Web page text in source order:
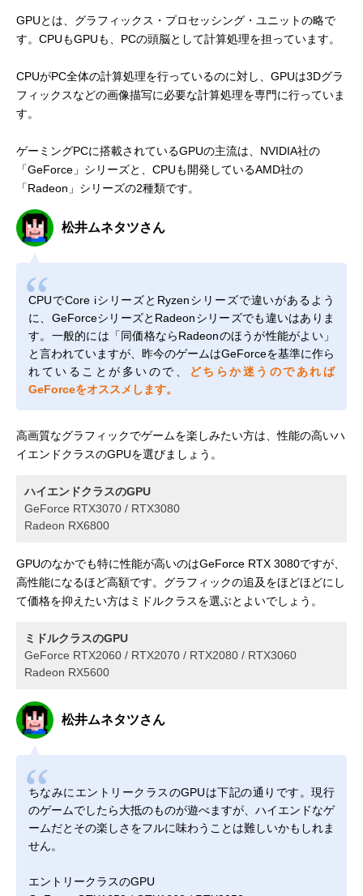
GPUとは、グラフィックス・プロセッシング・ユニットの略で
す。CPUもGPUも、PCの頭脳として計算処理を担っています。
CPUがPC全体の計算処理を行っているのに対し、GPUは3Dグラ
フィックスなどの画像描写に必要な計算処理を専門に行っていま
す。
ゲーミングPCに搭載されているGPUの主流は、NVIDIA社の
「GeForce」シリーズと、CPUも開発しているAMD社の
「Radeon」シリーズの2種類です。
松井ムネタツさん
CPUでCore iシリーズとRyzenシリーズで違いがあるよう
に、GeForceシリーズとRadeonシリーズでも違いはありま
す。一般的には「同価格ならRadeonのほうが性能がよい」
と言われていますが、昨今のゲームはGeForceを基準に作ら
れていることが多いので、
どちらか迷うのであれば
GeForceをオススメします。
高画質なグラフィックでゲームを楽しみたい方は、性能の高いハ
イエンドクラスのGPUを選びましょう。
ハイエンドクラスのGPU
GeForce RTX3070 / RTX3080
Radeon RX6800
GPUのなかでも特に性能が高いのはGeForce RTX 3080ですが、
高性能になるほど高額です。グラフィックの追及をほどほどにし
て価格を抑えたい方はミドルクラスを選ぶとよいでしょう。
ミドルクラスのGPU
GeForce RTX2060 / RTX2070 / RTX2080 / RTX3060
Radeon RX5600
松井ムネタツさん
ちなみにエントリークラスのGPUは下記の通りです。現行
のゲームでしたら大抵のものが遊べますが、ハイエンドなゲ
ームだとその楽しさをフルに味わうことは難しいかもしれま
せん。
エントリークラスのGPU